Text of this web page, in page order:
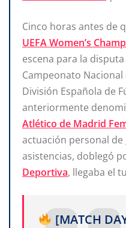
Cinco horas antes de
UEFA Women’s
escena para la
Campeonato
División Española de
anteriormente
Atlético de Madrid
actuación personal de
asistencias, doblegó
Deportiva, llegaba el
[MATCH